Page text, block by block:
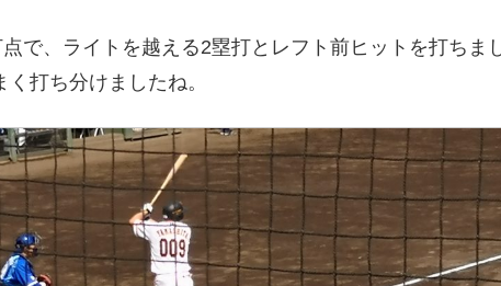
で、ライトを越える2塁打とレフト前ヒットを打ちま
打ち分けましたね。